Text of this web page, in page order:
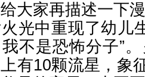
家再描述一下漫
光中重现了幼儿
不是恐怖分子”
有10颗流星，象